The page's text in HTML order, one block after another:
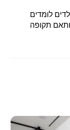
לומדים
תקופה